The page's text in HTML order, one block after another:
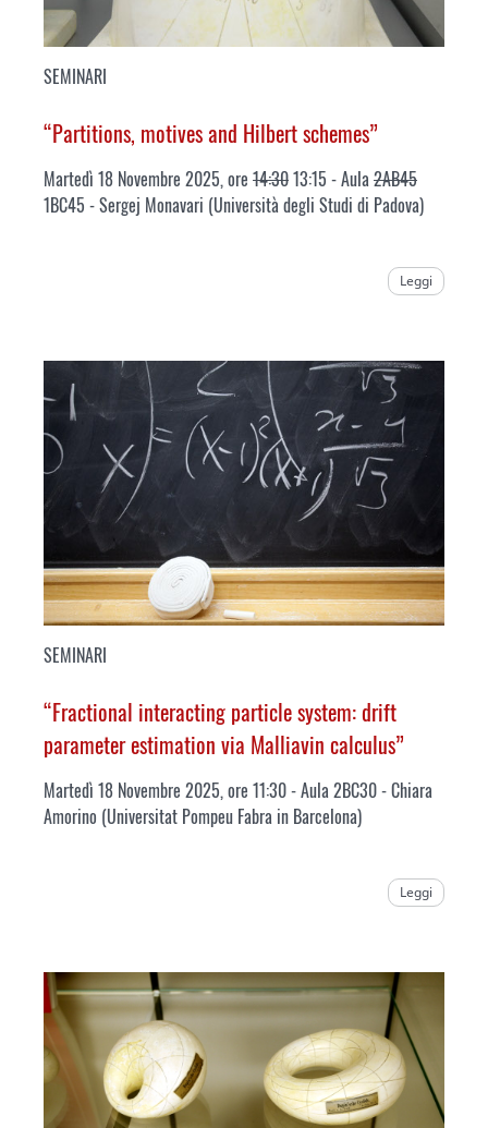
SEMINARI
“Partitions, motives and Hilbert schemes”
Martedì 18 Novembre 2025, ore 14:3013:15 - Aula2AB45
1BC45 - Sergej Monavari (Università degli Studi di Padova)
Leggi
SEMINARI
“Fractional interacting particle system: drift
parameter estimation via Malliavin calculus”
Martedì 18 Novembre 2025, ore 11:30 - Aula 2BC30 - Chiara
Amorino (Universitat Pompeu Fabra in Barcelona)
Leggi